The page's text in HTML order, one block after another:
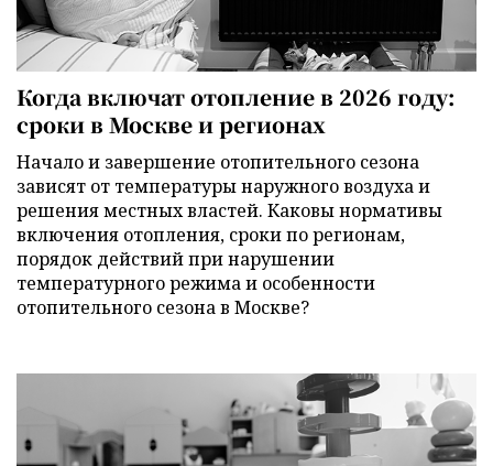
Когда включат отопление в 2026 году:
сроки в Москве и регионах
Начало и завершение отопительного сезона
зависят от температуры наружного воздуха и
решения местных властей. Каковы нормативы
включения отопления, сроки по регионам,
порядок действий при нарушении
температурного режима и особенности
отопительного сезона в Москве?